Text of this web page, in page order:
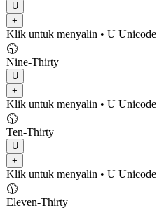
U
+
Klik untuk menyalin • U Unicode
🕤
Nine-Thirty
U
+
Klik untuk menyalin • U Unicode
🕥
Ten-Thirty
U
+
Klik untuk menyalin • U Unicode
🕦
Eleven-Thirty